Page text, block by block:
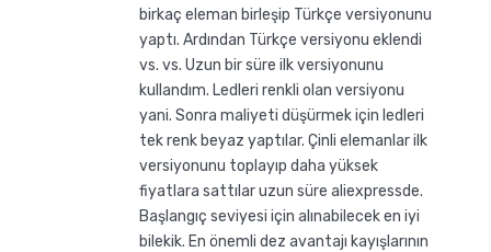
birkaç eleman birleşip Türkçe versiyonunu
yaptı. Ardından Türkçe versiyonu eklendi
vs. vs. Uzun bir süre ilk versiyonunu
kullandım. Ledleri renkli olan versiyonu
yani. Sonra maliyeti düşürmek için ledleri
tek renk beyaz yaptılar. Çinli elemanlar ilk
versiyonunu toplayıp daha yüksek
fiyatlara sattılar uzun süre aliexpressde.
Başlangıç seviyesi için alınabilecek en iyi
bilekik. En önemli dez avantajı kayışlarının